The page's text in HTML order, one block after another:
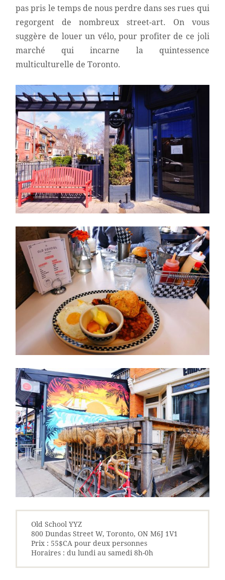
pas pris le temps de nous perdre dans ses rues qui
regorgent de nombreux street-art. On vous
suggère de louer un vélo, pour profiter de ce joli
marché qui incarne la quintessence
multiculturelle de Toronto.
Old School YYZ
800 Dundas Street W, Toronto, ON M6J 1V1
Prix : 55$CA pour deux personnes
Horaires : du lundi au samedi 8h-0h